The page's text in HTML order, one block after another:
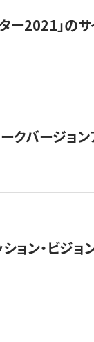
ー2021」の
クバージョン
ション・ビ